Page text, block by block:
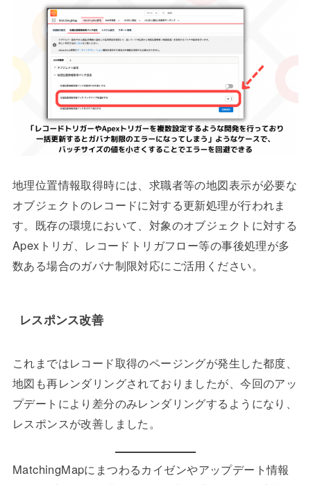
地理位置情報取得時には、求職者等の地図表示が必要な
オブジェクトのレコードに対する更新処理が行われま
す。既存の環境において、対象のオブジェクトに対する
Apexトリガ、レコードトリガフロー等の事後処理が多
数ある場合のガバナ制限対応にご活用ください。
レスポンス改善
これまではレコード取得のページングが発生した都度、
地図も再レンダリングされておりましたが、今回のアッ
プデートにより差分のみレンダリングするようになり、
レスポンスが改善しました。
MatchingMapにまつわるカイゼンやアップデート情報